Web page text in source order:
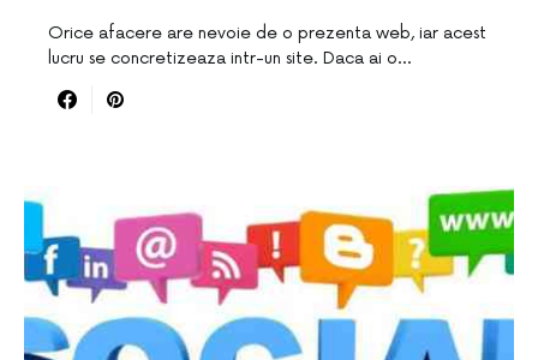
Orice afacere are nevoie de o prezenta web, iar acest
lucru se concretizeaza intr-un site. Daca ai o…